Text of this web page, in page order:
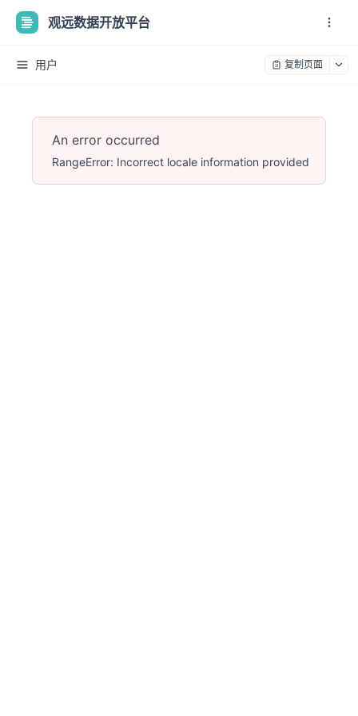
观远数据开放平台
用户 复制页面
An error occurred
RangeError: Incorrect locale information provided